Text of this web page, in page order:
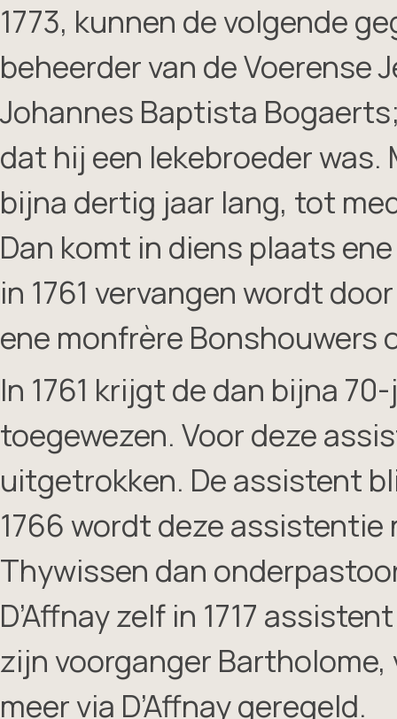
1773, kunnen de volgende
beheerder van de Voerense
Johannes Baptista
dat hij een lekebroeder was.
bijna dertig jaar lang, tot
Dan komt in diens plaats
in 1761 vervangen wordt
ene monfrère Bonshouwers
In 1761 krijgt de dan bijna
toegewezen. Voor deze
uitgetrokken. De assistent
1766 wordt deze
Thywissen dan
D’Affnay zelf in 1717
zijn voorganger
meer via D’Affnay geregeld.